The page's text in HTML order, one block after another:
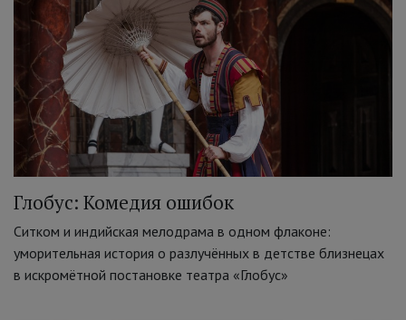
Глобус: Комедия ошибок
Ситком и индийская мелодрама в одном флаконе:
уморительная история о разлучённых в детстве близнецах
в искромётной постановке театра «Глобус»